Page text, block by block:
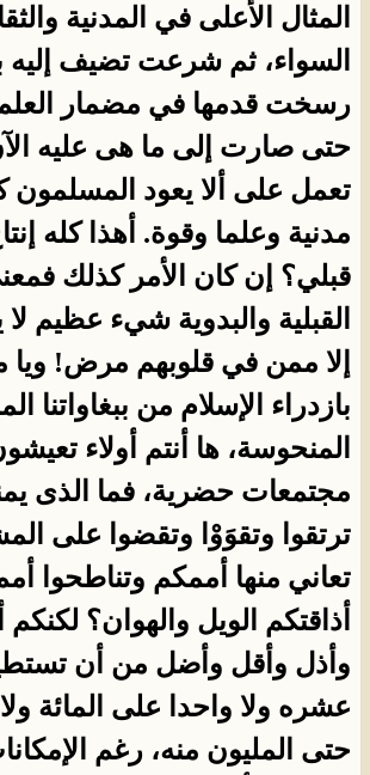
المثال الأعلى في المدنية
السواء، ثم شرعت تضيف إليه
رسخت قدمها في مضمار العلم
حتى صارت إلى ما هى عليه
تعمل على ألا يعود المسلمون
مدنية وعلما وقوة. أهذا كله
قبلي؟ إن كان الأمر كذلك
القبلية والبدوية شيء عظيم لا
إلا ممن في قلوبهم مرض!
بازدراء الإسلام من ببغاواتنا
المنحوسة، ها أنتم أولاء
مجتمعات حضرية، فما الذى
ترتقوا وتقوَوْا وتقضوا على
تعاني منها أممكم وتناطحوا
أذاقتكم الويل والهوان؟
وأذل وأقل وأضل من أن
عشره ولا واحدا على المائة ولا
حتى المليون منه، رغم